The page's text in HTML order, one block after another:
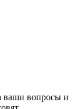
ваши вопросы и